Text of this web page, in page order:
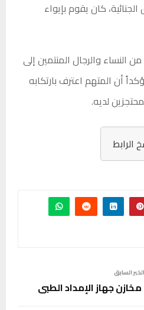
كان يقوم بإيواء
النساء والرجال المنتمين إلى
أن المتهم اعترف بارتكابه
لديه.
الرابط
الخبر السابق
جهاز الإمداد الطبي